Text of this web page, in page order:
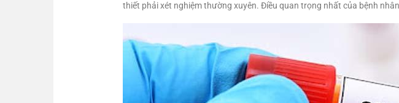
thiết phải xét nghiệm thường xuyên. Điều quan trọng nhất của bệnh